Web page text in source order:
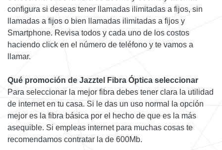
configura si deseas tener llamadas ilimitadas a fijos, sin
llamadas a fijos o bien llamadas ilimitadas a fijos y
Smartphone. Revisa todos y cada uno de los costos
haciendo click en el número de teléfono y te vamos a
llamar.
Qué promoción de Jazztel Fibra Óptica seleccionar
Para seleccionar la mejor fibra debes tener clara la utilidad
de internet en tu casa. Si le das un uso normal la opción
mejor es la fibra básica por el hecho de que es la más
asequible. Si empleas internet para muchas cosas te
recomendamos contratar la de 600Mb.